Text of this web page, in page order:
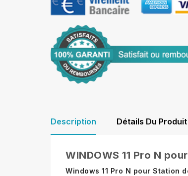
Description Détails Du Produit
WINDOWS 11 Pro N
Windows 11 Pro N pour Station